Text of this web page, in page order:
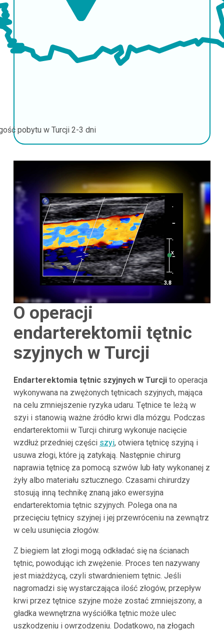
pobytu w Turcji 2-3 dni
O operacji
endarterektomii tętnic
szyjnych w Turcji
Endarterektomia tętnic szyjnych w Turcjito operacja
wykonywana na zwężonych tętnicach szyjnych, mająca
na celu zmniejszenie ryzyka udaru. Tętnice te leżą w
szyi i stanowią ważne źródło krwi dla mózgu. Podczas
endarterektomii w Turcji chirurg wykonuje nacięcie
wzdłuż przedniej części szyi, otwiera tętnicę szyjną i
usuwa złogi, które ją zatykają. Następnie chirurg
naprawia tętnicę za pomocą szwów lub łaty wykonanej z
żyły albo materiału sztucznego. Czasami chirurdzy
stosują inną technikę znaną jako ewersyjna
endarterektomia tętnic szyjnych. Polega ona na
przecięciu tętnicy szyjnej i jej przewróceniu na zewnątrz
w celu usunięcia złogów.
Z biegiem lat złogi mogą odkładać się na ścianach
tętnic, powodując ich zwężenie. Proces ten nazywany
jest miażdżycą, czyli stwardnieniem tętnic. Jeśli
nagromadzi się wystarczająca ilość złogów, przepływ
krwi przez tętnice szyjne może zostać zmniejszony, a
gładka wewnętrzna wyściółka tętnic może ulec
uszkodzeniu i owrzodzeniu. Dodatkowo, na złogach